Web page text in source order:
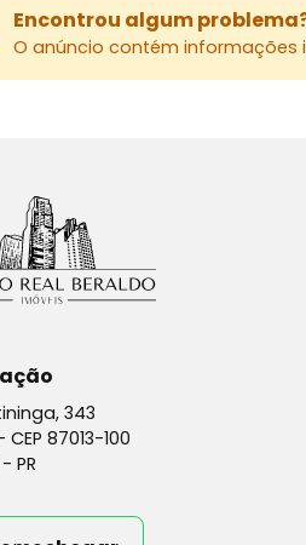
Encontrou algum
O anúncio contém informações
343
CEP 87013-100
PR